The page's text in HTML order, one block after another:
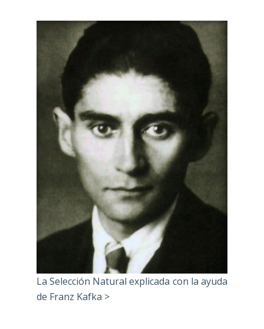
La Selección Natural explicada con la ayuda
de Franz Kafka >